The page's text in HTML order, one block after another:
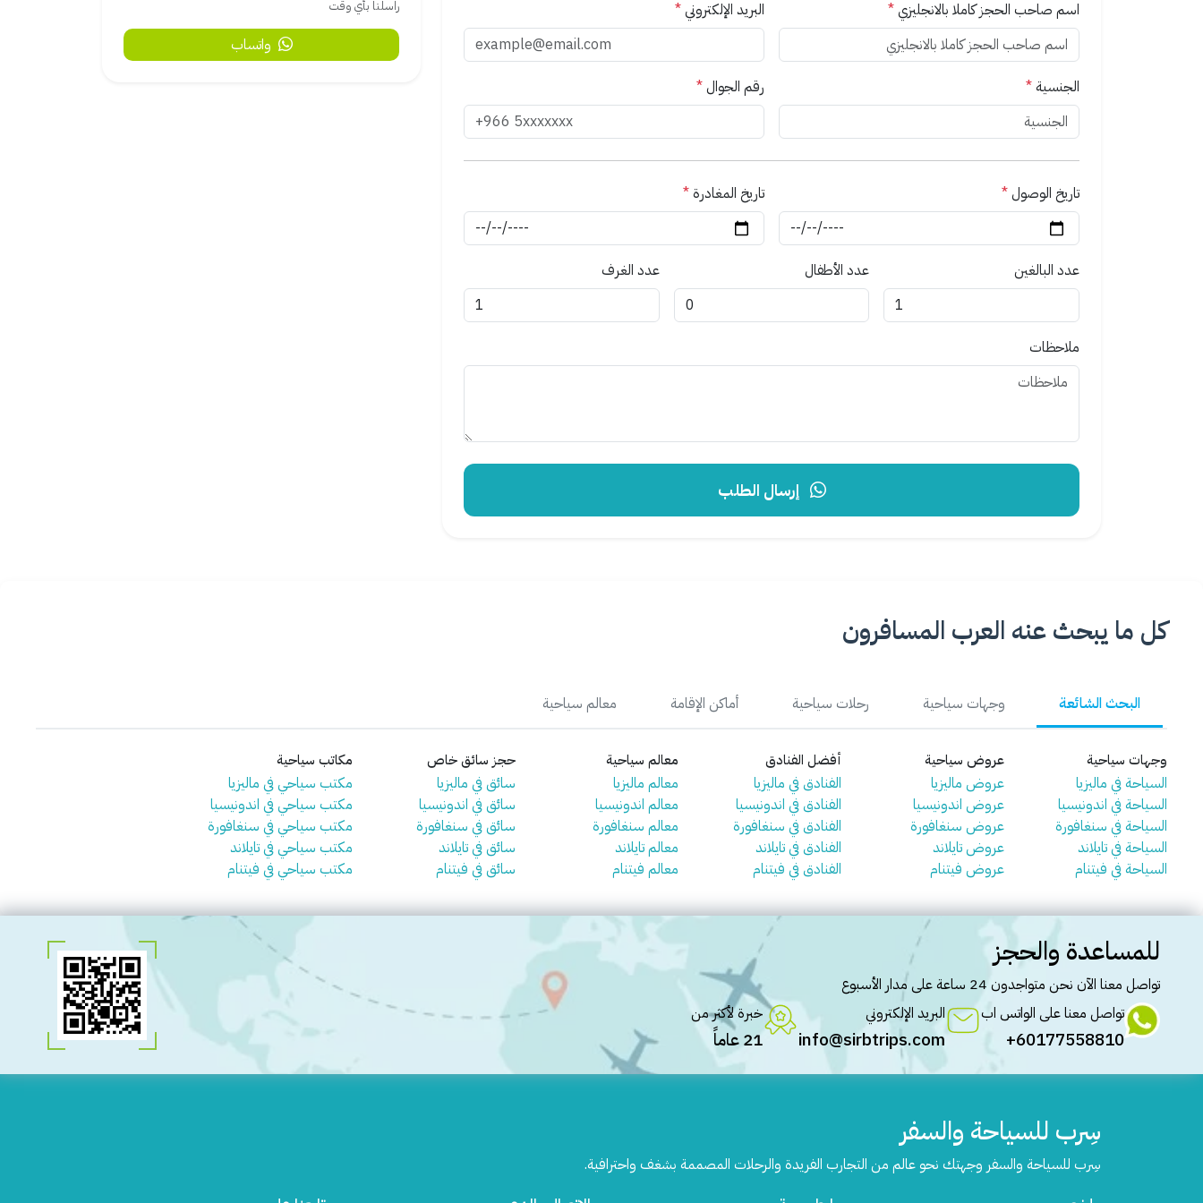
اسم صاحب الحجز كاملا بالانجليزي* البريد الإلكتروني*
الجنسية * رقم الجوال*
تاريخ الوصول* تاريخ المغادرة*
عدد البالغين عدد الأطفال عدد الغرف
ملاحظات
إرسال الطلب
راسلنا بأي وقت
واتساب
كل ما يبحث عنه العرب المسافرون
البحث الشائعة وجهات سياحية رحلات سياحية أماكن الإقامة معالم سياحية
وجهات سياحية
السياحة في ماليزيا
السياحة في اندونيسيا
السياحة في سنغافورة
السياحة في تايلاند
السياحة في فيتنام
عروض سياحية
عروض ماليزيا
عروض اندونيسيا
عروض سنغافورة
عروض تايلاند
عروض فيتنام
أفضل الفنادق
الفنادق في ماليزيا
الفنادق في اندونيسيا
الفنادق في سنغافورة
الفنادق في تايلاند
الفنادق في فيتنام
معالم سياحية
معالم ماليزيا
معالم اندونيسيا
معالم سنغافورة
معالم تايلاند
معالم فيتنام
حجز سائق خاص
سائق في ماليزيا
سائق في اندونيسيا
سائق في سنغافورة
سائق في تايلاند
سائق في فيتنام
مكاتب سياحية
مكتب سياحي في ماليزيا
مكتب سياحي في اندونيسيا
مكتب سياحي في سنغافورة
مكتب سياحي في تايلاند
مكتب سياحي في فيتنام
للمساعدة والحجز
تواصل معنا الآن نحن متواجدون 24 ساعة على مدار الأسبوع
تواصل معنا على الواتس اب
60177558810+
البريد الإلكتروني
info@sirbtrips.com
خبرة لأكثر من
21 عاماً
سِرب للسياحة والسفر
سِرب للسياحة والسفر وجهتك نحو عالم من التجارب الفريدة والرحلات المصممة بشغف واحترافية.